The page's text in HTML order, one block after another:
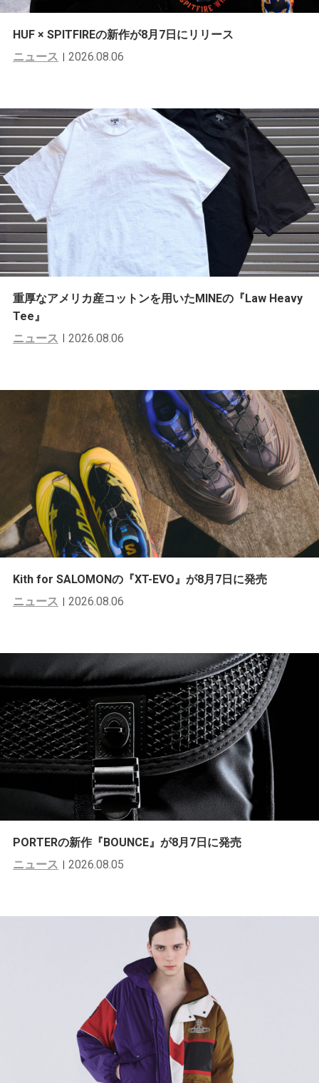
HUF × SPITFIREの新作が8月7日にリリース
ニュース
2026.08.06
重厚なアメリカ産コットンを用いたMINEの『Law Heavy
Tee』
ニュース
2026.08.06
Kith for SALOMONの『XT-EVO』が8月7日に発売
ニュース
2026.08.06
PORTERの新作『BOUNCE』が8月7日に発売
ニュース
2026.08.05